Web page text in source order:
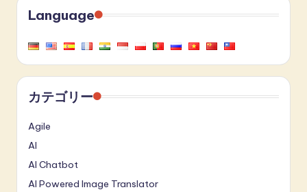
Language
カテゴリー
Agile
AI
AI Chatbot
AI Powered Image Translator